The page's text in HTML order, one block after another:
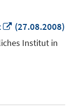
In
neuem
Fenster
(27.08.2008)
Institut in